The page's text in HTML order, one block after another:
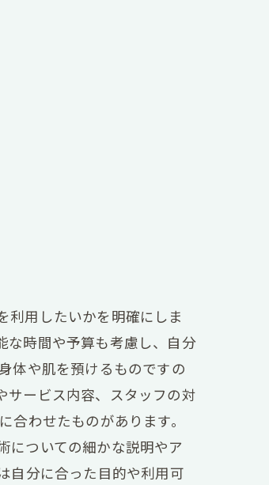
利用したいかを明確にしま
な時間や予算も考慮し、自分
体や肌を預けるものですの
サービス内容、スタッフの対
わせたものがあります。
についての細かな説明やア
自分に合った目的や利用可